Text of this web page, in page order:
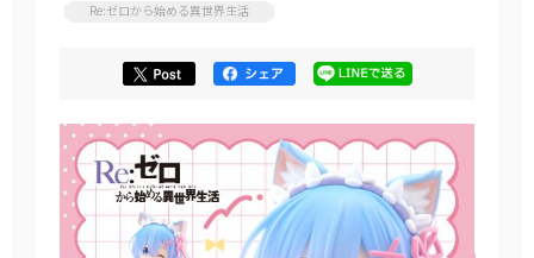
Re:ゼロから始める異世界生活